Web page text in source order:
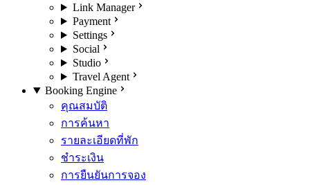
Link Manager
Payment
Settings
Social
Studio
Travel Agent
Booking Engine
คุณสมบัติ
การค้นหา
รายละเอียดที่พัก
ชำระเงิน
การยืนยันการจอง